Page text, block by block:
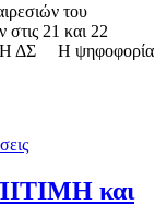
του
στις 21 και 22
ΔΣ H ψηφοφορία
και